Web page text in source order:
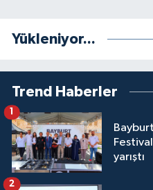
Yükleniyor...
Trend Haberler
yarıştı
2